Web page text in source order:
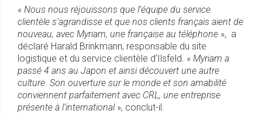
« Nous nous réjouissons que l’équipe du service
clientèle s’agrandisse et que nos clients français aient de
nouveau, avec Myriam, une française au téléphone », a
déclaré Harald Brinkmann, responsable du site
logistique et du service clientèle d’Ilsfeld. « Myriam a
passé 4 ans au Japon et ainsi découvert une autre
culture. Son ouverture sur le monde et son amabilité
conviennent parfaitement avec CRL, une entreprise
présente à l’international», conclut-il.